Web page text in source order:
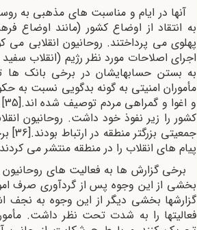
آنها در ایام و مناسبت های مذهبی به
به انتقاد از اوضاع کشور (مانند اوضاع
پهلوی می پرداختند. روحانیون انقلابی می
اجرای اصلاحات مورد نظر رژیم (انقلاب
به بستن حسابهایشان در برخی بانک ها
مأموران امنیتی به گونه بدگویی نسبت به
و اغوا و گمراهی مردم توصیف شده اند.[35]
کشور را زیر نفوذ خود داشت. روحانیون
جمعیتی بزرگتر منطقه در ارتباط بودند.[36]
پیام های انقلاب را در منطقه منتشر می
برخی گزارش ها به فعالیت های
بخشی از این وجوه پس از گردآوری صرف
گزارشها بخشی دیگر از این وجوه به
فعالیتها را به شدت تحت نظر داشت.